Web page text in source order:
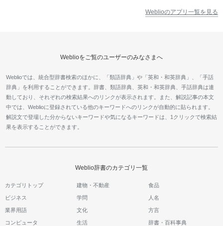
Weblioのアプリ一覧を見る
Weblioをご覧のユーザーのみなさまへ
Weblioでは、統合型辞書検索のほかに、「類語辞典」や「英和・和英辞典」、「手話
辞典」を利用することができます。辞書、類語辞典、英和・和英辞典、手話辞典は連
動しており、それぞれの検索結果へのリンクが表示されます。また、解説記事の本文
中では、Weblioに登録されている他のキーワードへのリンクが自動的に貼られます。
解説文で登場した分からないキーワードや気になるキーワードは、1クリックで検索結
果を表示することができます。
Weblio辞書のカテゴリ一覧
カテゴリトップ 建物・不動産 食品
ビジネス 学問 人名
業界用語 文化 方言
コンピュータ 生活 辞書・百科事典